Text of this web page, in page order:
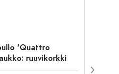
'Quattro
ruuvikorkki